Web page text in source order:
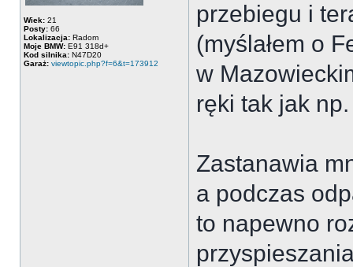
Wiek: 21
Posty: 66
Lokalizacja: Radom
Moje BMW: E91 318d+
Kod silnika: N47D20
Garaż: viewtopic.php?f=6&t=173912
przebiegu i
(myślałem o
w
ręki tak jak
Zastanawia
a podczas
to napewno